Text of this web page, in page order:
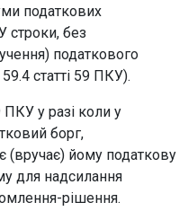
податкових
строки, без
податкового
статті 59 ПКУ).
ПКУ у разі коли у
борг,
(вручає) йому податкову
для надсилання
рішення.